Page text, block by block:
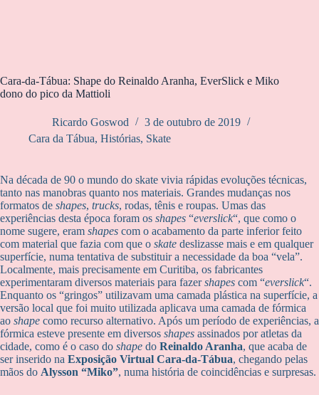
Cara-da-Tábua: Shape do Reinaldo Aranha, EverSlick e Miko
dono do pico da Mattioli
Ricardo Goswod
3 de outubro de 2019
Cara da Tábua, Histórias, Skate
Na década de 90 o mundo do skate vivia rápidas evoluções técnicas,
tanto nas manobras quanto nos materiais. Grandes mudanças nos
formatos de shapes, trucks, rodas, tênis e roupas. Umas das
experiências desta época foram os shapes “everslick“, que como o
nome sugere, eram shapes com o acabamento da parte inferior feito
com material que fazia com que o skate deslizasse mais e em qualquer
superfície, numa tentativa de substituir a necessidade da boa “vela”.
Localmente, mais precisamente em Curitiba, os fabricantes
experimentaram diversos materiais para fazershapes com “everslick“.
Enquanto os “gringos” utilizavam uma camada plástica na superfície, a
versão local que foi muito utilizada aplicava uma camada de fórmica
ao shape como recurso alternativo. Após um período de experiências, a
fórmica esteve presente em diversos shapes assinados por atletas da
cidade, como é o caso do shape do Reinaldo Aranha, que acaba de
ser inserido na Exposição Virtual Cara-da-Tábua, chegando pelas
mãos do Alysson “Miko”, numa história de coincidências e surpresas.